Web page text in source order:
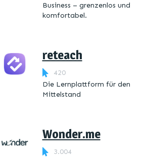
Business – grenzenlos und
komfortabel.
reteach
420
Die Lernplattform ​für den
Mittelstand
Wonder.me
3.004